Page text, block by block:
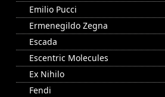
Emilio Pucci
Ermenegildo Zegna
Escada
Escentric Molecules
Ex Nihilo
Fendi